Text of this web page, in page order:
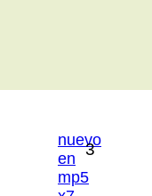
nuevo
en
mp5
3